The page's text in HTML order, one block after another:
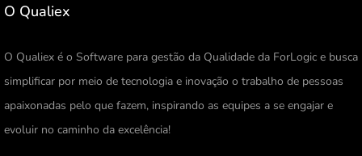
O Qualiex
O Qualiex é o Software para gestão da Qualidade da ForLogic e busca
simplificar por meio de tecnologia e inovação o trabalho de pessoas
apaixonadas pelo que fazem, inspirando as equipes a se engajar e
evoluir no caminho da excelência!